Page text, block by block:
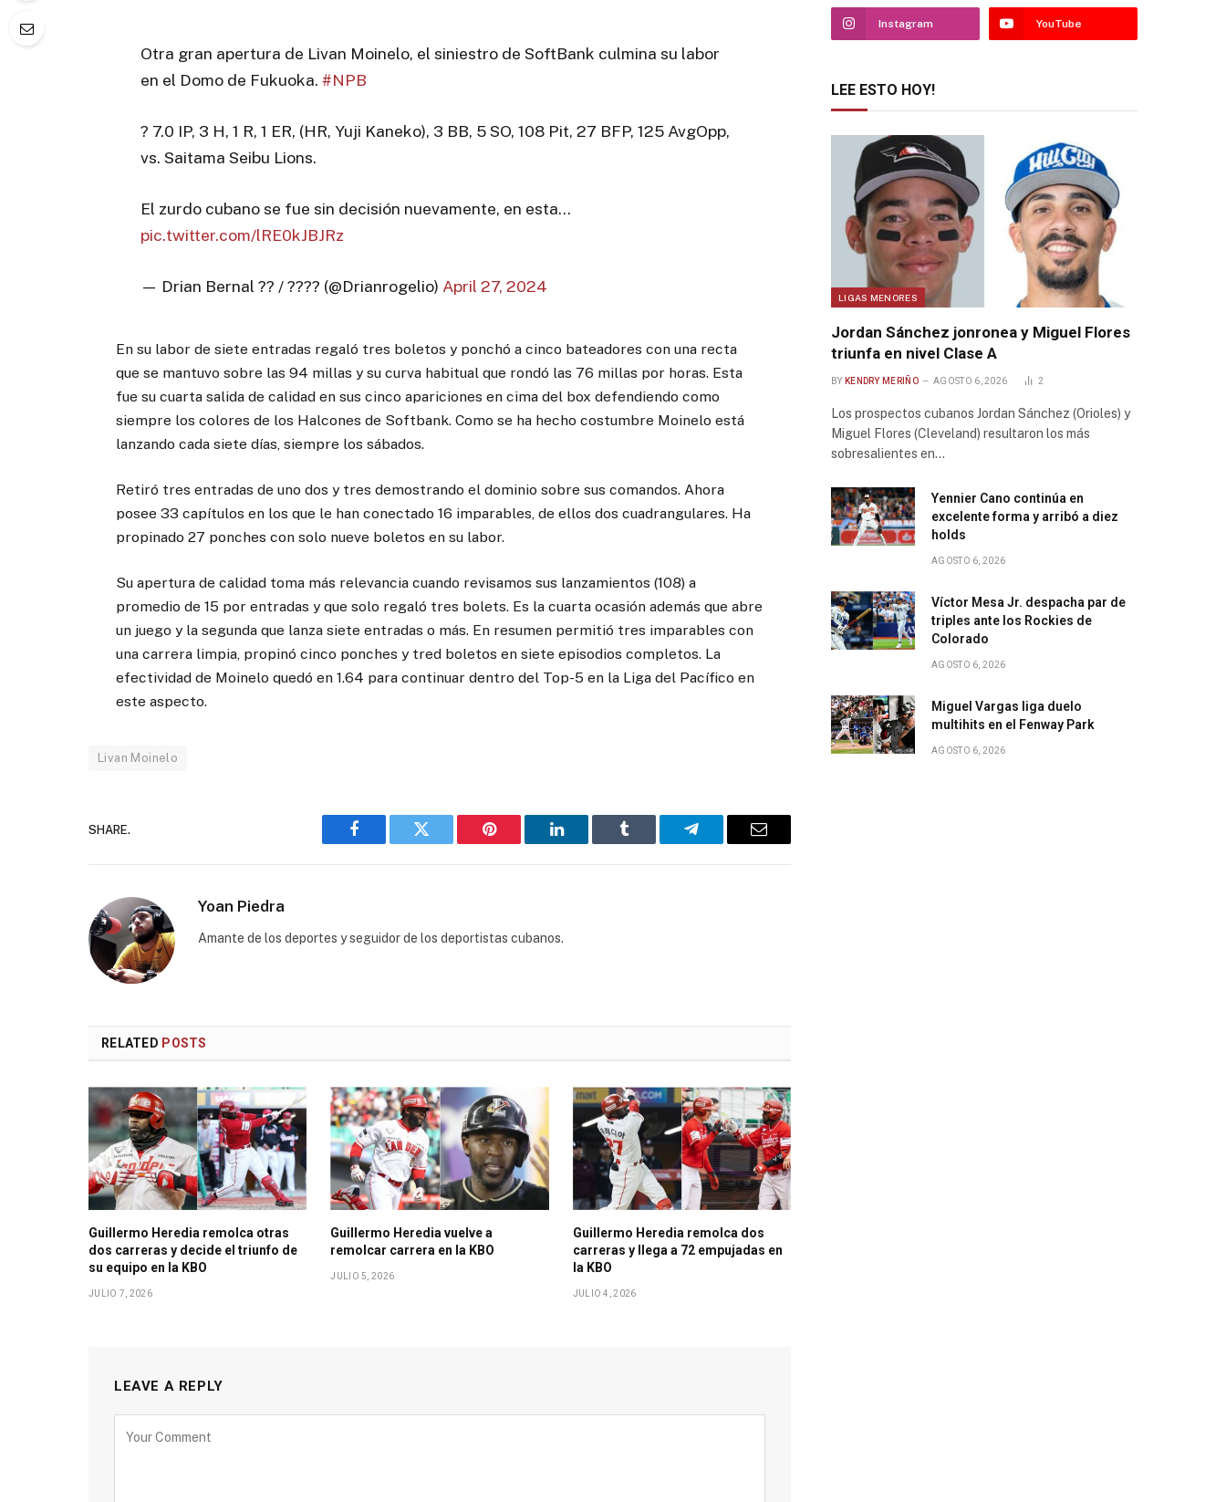
Otra gran apertura de Livan Moinelo, el siniestro de SoftBank culmina su labor
en el Domo de Fukuoka. #NPB
? 7.0 IP, 3 H, 1 R, 1 ER, (HR, Yuji Kaneko), 3 BB, 5 SO, 108 Pit, 27 BFP, 125 AvgOpp,
vs. Saitama Seibu Lions.
El zurdo cubano se fue sin decisión nuevamente, en esta…
pic.twitter.com/lRE0kJBJRz
— Drian Bernal ?? / ???? (@Drianrogelio) April 27, 2024
En su labor de siete entradas regaló tres boletos y ponchó a cinco bateadores con una recta
que se mantuvo sobre las 94 millas y su curva habitual que rondó las 76 millas por horas. Esta
fue su cuarta salida de calidad en sus cinco apariciones en cima del box defendiendo como
siempre los colores de los Halcones de Softbank. Como se ha hecho costumbre Moinelo está
lanzando cada siete días, siempre los sábados.
Retiró tres entradas de uno dos y tres demostrando el dominio sobre sus comandos. Ahora
posee 33 capítulos en los que le han conectado 16 imparables, de ellos dos cuadrangulares. Ha
propinado 27 ponches con solo nueve boletos en su labor.
Su apertura de calidad toma más relevancia cuando revisamos sus lanzamientos (108) a
promedio de 15 por entradas y que solo regaló tres bolets. Es la cuarta ocasión además que abre
un juego y la segunda que lanza siete entradas o más. En resumen permitió tres imparables con
una carrera limpia, propinó cinco ponches y tred boletos en siete episodios completos. La
efectividad de Moinelo quedó en 1.64 para continuar dentro del Top-5 en la Liga del Pacífico en
este aspecto.
Livan Moinelo
SHARE.
Facebook Twitter Pinterest LinkedIn Tumblr Telegram Email
Yoan Piedra
Amante de los deportes y seguidor de los deportistas cubanos.
RELATED POSTS
Guillermo Heredia remolca otras
dos carreras y decide el triunfo de
su equipo en la KBO
JULIO 7, 2026
Guillermo Heredia vuelve a
remolcar carrera en la KBO
JULIO 5, 2026
Guillermo Heredia remolca dos
carreras y llega a 72 empujadas en
la KBO
JULIO 4, 2026
LEAVE A REPLY
Instagram YouTube
LEE ESTO HOY!
LIGAS MENORES
Jordan Sánchez jonronea y Miguel Flores
triunfa en nivel Clase A
BY KENDRY MERIÑO AGOSTO 6, 2026 2
Los prospectos cubanos Jordan Sánchez (Orioles) y
Miguel Flores (Cleveland) resultaron los más
sobresalientes en…
Yennier Cano continúa en
excelente forma y arribó a diez
holds
AGOSTO 6, 2026
Víctor Mesa Jr. despacha par de
triples ante los Rockies de
Colorado
AGOSTO 6, 2026
Miguel Vargas liga duelo
multihits en el Fenway Park
AGOSTO 6, 2026